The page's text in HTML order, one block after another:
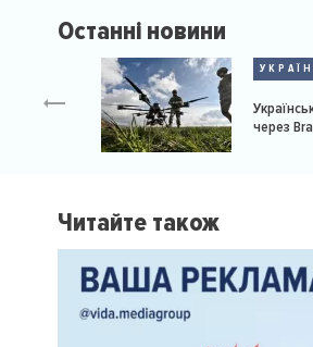
Останні новини
через
Читайте також